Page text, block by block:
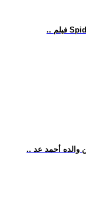
والده أحمد عد